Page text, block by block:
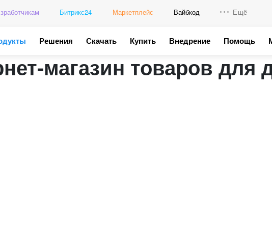
Битрикс24 Маркетплейс Вайбкод Ещё
Решения Скачать Купить Внедрение Помощь
магазин товаров для